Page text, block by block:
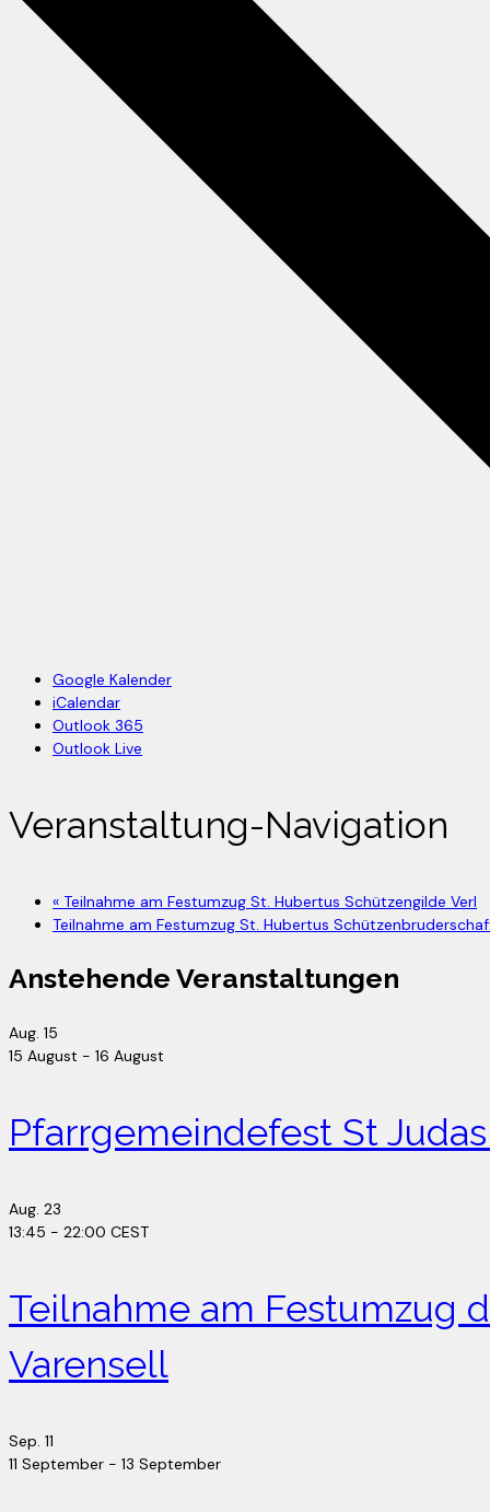
Google Kalender
iCalendar
Outlook 365
Outlook Live
Veranstaltung-Navigation
« Teilnahme am Festumzug St. Hubertus Schützengilde Verl
Teilnahme am Festumzug St. Hubertus
Anstehende Veranstaltungen
Aug. 15
15 August - 16 August
Pfarrgemeindefest St
Aug. 23
13:45 - 22:00 CEST
Teilnahme am Festumzug
Varensell
Sep. 11
11 September - 13 September